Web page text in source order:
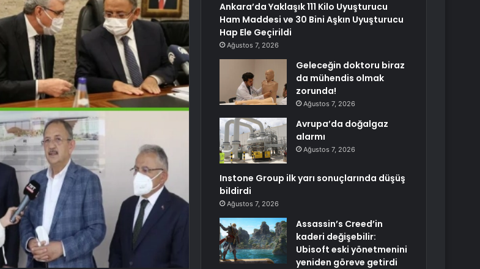
Ankara’da Yaklaşık 111 Kilo Uyuşturucu
Ham Maddesi ve 30 Bini Aşkın Uyuşturucu
Hap Ele Geçirildi
Ağustos 7, 2026
Geleceğin doktoru biraz
da mühendis olmak
zorunda!
Ağustos 7, 2026
Avrupa’da doğalgaz
alarmı
Ağustos 7, 2026
Instone Group ilk yarı sonuçlarında düşüş
bildirdi
Ağustos 7, 2026
Assassin’s Creed’in
kaderi değişebilir:
Ubisoft eski yönetmenini
yeniden göreve getirdi